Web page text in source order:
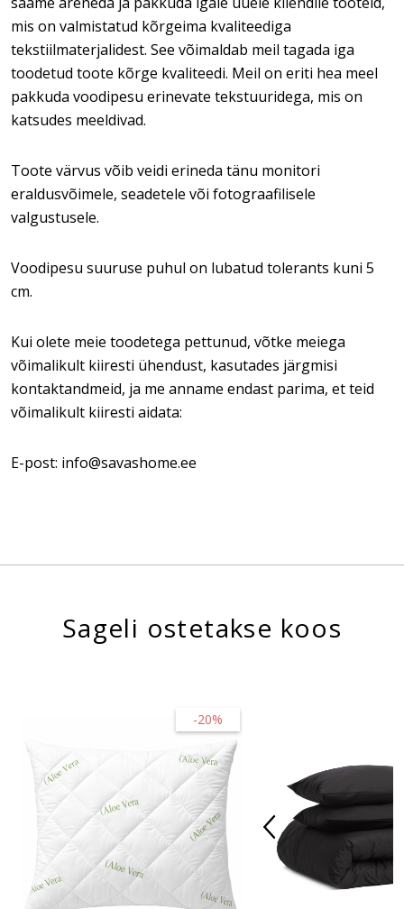
mis on valmistatud kõrgeima kvaliteediga
tekstiilmaterjalidest. See võimaldab meil tagada iga
toodetud toote kõrge kvaliteedi. Meil on eriti hea meel
pakkuda voodipesu erinevate tekstuuridega, mis on
katsudes meeldivad.
Toote värvus võib veidi erineda tänu monitori
eraldusvõimele, seadetele või fotograafilisele
valgustusele.
Voodipesu suuruse puhul on lubatud tolerants kuni 5
cm.
Kui olete meie toodetega pettunud, võtke meiega
võimalikult kiiresti ühendust, kasutades järgmisi
kontaktandmeid, ja me anname endast parima, et teid
võimalikult kiiresti aidata:
E-post: info@savashome.ee
Sageli ostetakse koos
-20%